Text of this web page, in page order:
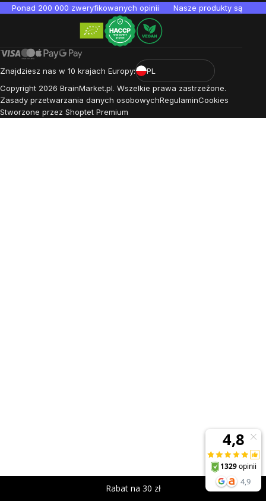
Ponad 200 000 zweryfikowanych opinii Nasze produkty są
Znajdziesz nas w 10 krajach Europy:
PL
Copyright 2026 BrainMarket.pl. Wszelkie prawa zastrzeżone.
Zasady przetwarzania danych osobowychRegulaminCookies
Stworzone przez Shoptet Premium
Rabat na 30 zł